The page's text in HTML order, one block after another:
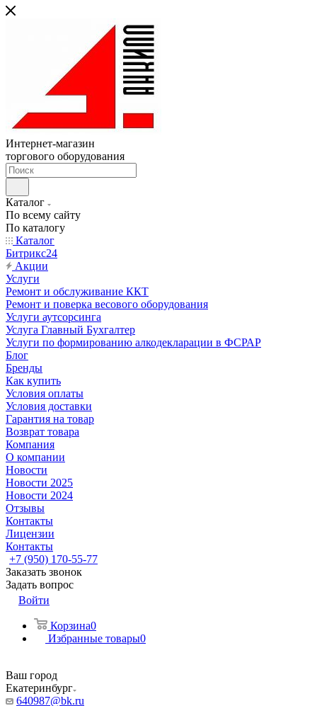
Интернет-магазин
торгового оборудования
Каталог
По всему сайту
По каталогу
Каталог
Битрикс24
Акции
Услуги
Ремонт и обслуживание ККТ
Ремонт и поверка весового оборудования
Услуги аутсорсинга
Услуга Главный Бухгалтер
Услуги по формированию алкодекларации в ФСРАР
Блог
Бренды
Как купить
Условия оплаты
Условия доставки
Гарантия на товар
Возврат товара
Компания
О компании
Новости
Новости 2025
Новости 2024
Отзывы
Контакты
Лицензии
Контакты
+7 (950) 170-55-77
Заказать звонок
Задать вопрос
Войти
Корзина0
Избранные товары0
Ваш город
Екатеринбург
640987@bk.ru